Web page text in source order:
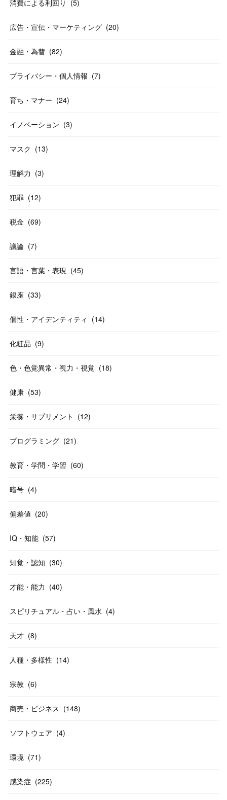
消費による利回り (5)
広告・宣伝・マーケティング (20)
金融・為替 (82)
プライバシー・個人情報 (7)
育ち・マナー (24)
イノベーション (3)
マスク (13)
理解力 (3)
犯罪 (12)
税金 (69)
議論 (7)
言語・言葉・表現 (45)
銀座 (33)
個性・アイデンティティ (14)
化粧品 (9)
色・色覚異常・視力・視覚 (18)
健康 (53)
栄養・サプリメント (12)
プログラミング (21)
教育・学問・学習 (60)
暗号 (4)
偏差値 (20)
IQ・知能 (57)
知覚・認知 (30)
才能・能力 (40)
スピリチュアル・占い・風水 (4)
天才 (8)
人種・多様性 (14)
宗教 (6)
商売・ビジネス (148)
ソフトウェア (4)
環境 (71)
感染症 (225)